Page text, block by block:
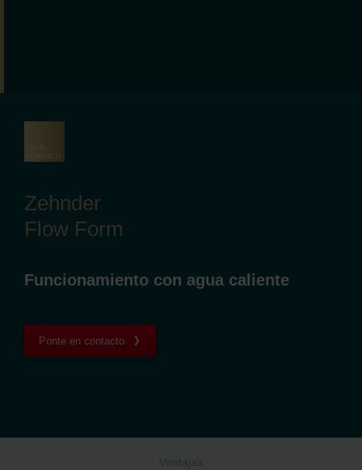
Zehnder
Flow Form
Funcionamiento con agua caliente
Ponte en contacto
Ventajas